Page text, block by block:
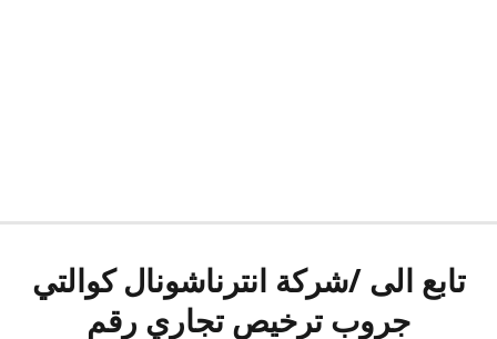
تابع الى /شركة انترناشونال كوالتي
جروب ترخيص تجاري رقم